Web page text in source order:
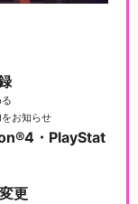
お知らせ
・PlayStat
更